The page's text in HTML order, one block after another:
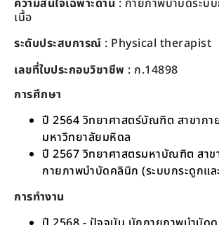
เนื้อ
ระดับประสบการณ์ : Physical therapist
เลขที่ใบประกอบวิชาชีพ : ก.14898
การศึกษา
ปี 2564 วิทยาศาสตร์บัณฑิต สาขากา
มหาวิทยาลัยมหิดล
ปี 2567 วิทยาศาสตรมหาบัณฑิต สาข
กายภาพบำบัดคลินิก (ระบบกระดูกแล
การทำงาน